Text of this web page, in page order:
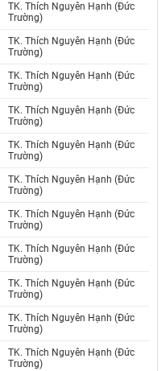
TK. Thích Nguyên Hạnh (Đức
Trường)
TK. Thích Nguyên Hạnh (Đức
Trường)
TK. Thích Nguyên Hạnh (Đức
Trường)
TK. Thích Nguyên Hạnh (Đức
Trường)
TK. Thích Nguyên Hạnh (Đức
Trường)
TK. Thích Nguyên Hạnh (Đức
Trường)
TK. Thích Nguyên Hạnh (Đức
Trường)
TK. Thích Nguyên Hạnh (Đức
Trường)
TK. Thích Nguyên Hạnh (Đức
Trường)
TK. Thích Nguyên Hạnh (Đức
Trường)
TK. Thích Nguyên Hạnh (Đức
Trường)